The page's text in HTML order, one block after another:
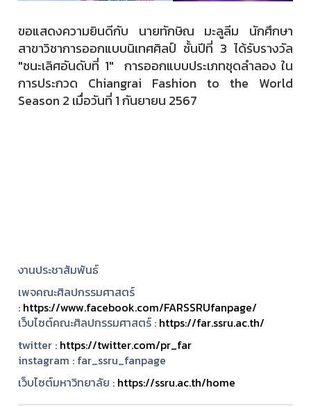
ขอแสดงความยินดีกับ นายทักษิณ มะลูลีม นักศึกษา
สาขาวิชาการออกแบบนิเทศศิลป์ ชั้นปีที่ 3 ได้รับรางวัล
"ชนะเลิศอันดับที่ 1" การออกแบบประเภทชุดลำลอง ใน
การประกวด Chiangrai Fashion to the World
Season 2 เมื่อวันที่ 1 กันยายน 2567
งานประชาสัมพันธ์
เพจคณะศิลปกรรมศาสตร์
: https://www.facebook.com/FARSSRUfanpage/
เว็บไซต์คณะศิลปกรรมศาสตร์ : https://far.ssru.ac.th/
twitter : https://twitter.com/pr_far
instagram : far_ssru_fanpage
เว็บไซต์มหาวิทยาลัย : https://ssru.ac.th/home